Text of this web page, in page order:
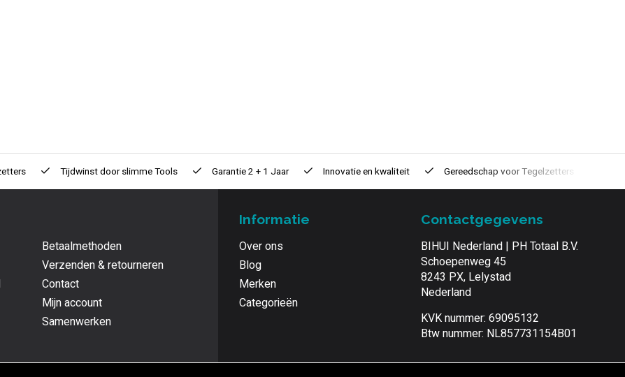
Tijdwinst doorslimme Tools Garantie2 + 1 Jaar Innovatieen kwaliteit Gereedschap voorTegelzetters
Betaalmethoden
Verzenden & retourneren
Contact
Mijn account
Samenwerken
Informatie
Over ons
Blog
Merken
Categorieën
Contactgegevens
BIHUI Nederland | PH Totaal B.V.
Schoepenweg 45
8243 PX, Lelystad
Nederland
KVK nummer: 69095132
Btw nummer: NL857731154B01